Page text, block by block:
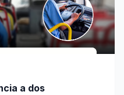
a dos